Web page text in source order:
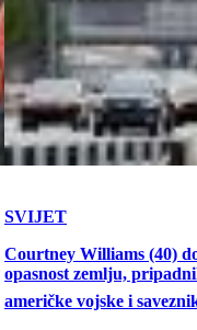
SVIJET
Courtney Williams (40)
opasnost zemlju,
američke vojske i